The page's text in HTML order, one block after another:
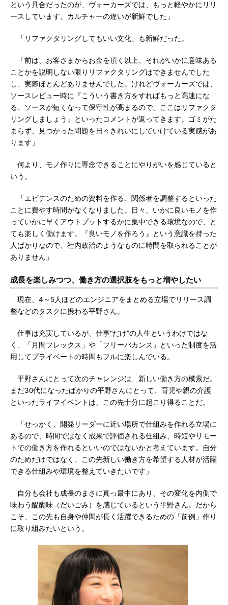
という具合だったのが、ヴォーカーズでは、もっと軽やかにリリ
ースしています。カルチャーの違いが新鮮でした」
「リファクタリングしてもいい文化」も新鮮だった。
「前は、お客さまからお金を頂く以上、それがいかに意味ある
ことかを説明しない限りリファクタリングはできませんでした
し、実際ほとんどありませんでした。けれどヴォーカーズでは、
ソースレビュー時に『こういう書き方をすればもっと高速にな
る、ソースが短くなって保守性が高まるので、ここはリファクタ
リングしましょう』といったコメントが返ってきます。ゴミがた
まらず、見つかった問題を日々きれいにしていけている実感があ
ります」
何より、モノ作りに専念できることにやりがいを感じていると
いう。
「エビデンスのための資料を作る、関係者を調整するといった
ことに費やす時間がなくなりました。日々、いかに良いモノを作
っていかに早くアウトプットするかに集中できる環境なので、と
ても楽しく働けます。『良いモノを作ろう』という意識を持った
人ばかりなので、社内政治のようなものに時間を取られることが
ありません」
成長を楽しみつつ、働き方の選択肢をもっと増やしたい
現在、4～5人ほどのエンジニアをまとめる立場でリリース調
整などのタスクに携わる平野さん。
仕事は充実しているが、仕事“だけ”の人生というわけではな
く、「月間フレックス」や「フリーバカンス」といった制度を活
用してプライベートの時間もフルに楽しんでいる。
平野さんにとって次のチャレンジは、新しい働き方の模索だ。
まだ30代になったばかりの平野さんにとって、育児や親の介護
といったライフイベントは、この先十分に起こり得ることだ。
「せっかく、開発リーダーに近い場所で仕組みを作れる立場に
あるので、時間ではなく成果で評価される仕組み、時短やリモー
トでの働き方を作れるといいのではないかと考えています。自分
のためだけではなく、この先新しい働き方を希望する人材が活躍
できる仕組みや環境を整えていきたいです」
自分も会社も成長のまさに真っ最中にあり、その変化を内側で
味わう醍醐味（だいごみ）を感じているという平野さん。だから
こそ、この先も自身や仲間が長く活躍できるための「前例」作り
に取り組みたいという。